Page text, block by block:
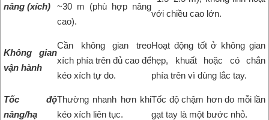
nâng (xích)
~30 m (phù hợp nâng
cao).
với chiều cao lớn.
Không gian
vận hành
Cần không gian treo
xích phía trên đủ cao để
kéo xích tự do.
Hoạt động tốt ở không gian
hẹp, khuất hoặc có chắn
phía trên vì dùng lắc tay.
Tốc độ
nâng/hạ
Thường nhanh hơn khi
kéo xích liên tục.
Tốc độ chậm hơn do mỗi lần
gạt tay là một bước nhỏ.